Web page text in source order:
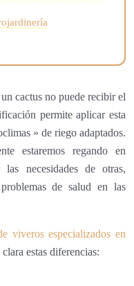
cactus no puede recibir el
permite aplicar esta
» de riego adaptados.
estaremos regando en
las necesidades de otras,
de salud en las
viveros especializados en
estas diferencias: